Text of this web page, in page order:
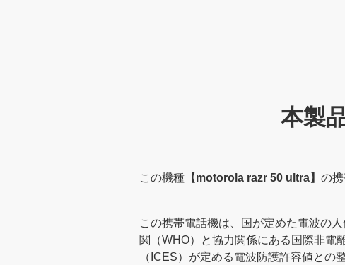
本製
この機種 【motorola razr 50 ultra】 の
この携帯電話機は、国が定めた電波の
関（WHO）と協力関係にある国際非電
（ICES）が定める電波防護許容値と